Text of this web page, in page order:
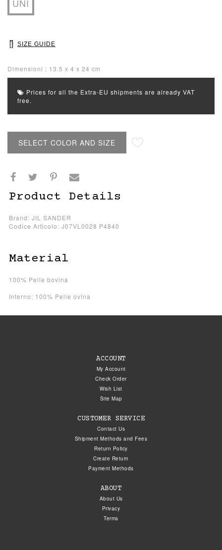
UNI
SIZE GUIDE
Dimensioni : 13.5 x 4 x 24 cm
Prices for all the Extra-EU shipments are already VAT
free.
SELECT COLOR AND SIZE
Product Details
Brand: JIL SANDER
Codice Articolo: J07VL0028 P4840
Material
100% Pelle bovina
Interno: 100% Pelle ovina
ACCOUNT
My Account
Check Order
Wish List
Site Map
CUSTOMER SERVICE
Contact Us
Shipment Methods and Fees
Return Policy
Create Return
Payment Methods
ABOUT
About Us
Privacy
Terms